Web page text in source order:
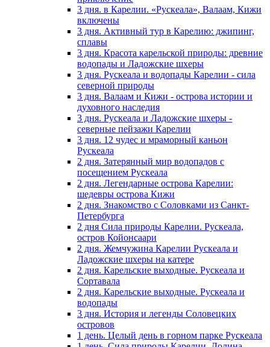
3 дня. в Карелии. «Рускеала», Валаам, Кижи
включены
3 дня. Активный тур в Карелию: джипинг,
сплавы
3 дня. Красота карельской природы: древние
водопады и Ладожские шхеры
3 дня. Рускеала и водопады Карелии - сила
северной природы
3 дня. Валаам и Кижи - острова истории и
духовного наследия
3 дня. Рускеала и Ладожские шхеры -
северные пейзажи Карелии
3 дня. 12 чудес и мраморный каньон
Рускеала
2 дня. Затерянный мир водопадов с
посещением Рускеала
2 дня. Легендарные острова Карелии:
шедевры острова Кижи
2 дня. Знакомство с Соловками из Санкт-
Петербурга
2 дня Сила природы Карелии. Рускеала,
остров Койонсаари
2 дня. Жемчужина Карелии Рускеала и
Ладожские шхеры на катере
2 дня. Карельские выходные. Рускеала и
Сортавала
2 дня. Карельские выходные. Рускеала и
водопады
3 дня. История и легенды Соловецких
островов
1 день. Целый день в горном парке Рускеала